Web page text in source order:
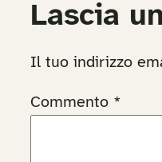
Lascia
Il tuo indirizzo
Commento *